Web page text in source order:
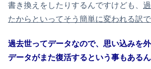
書き換えをしたりするんですけども、
たからといってそう簡単に変われる訳で
過去世ってデータなので、思い込みを
データがまた復活するという事もあるん